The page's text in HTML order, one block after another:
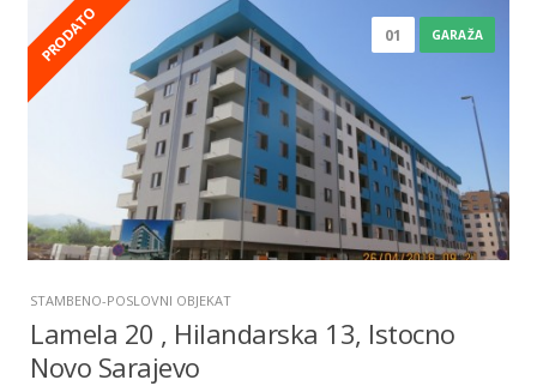
PRODATO 01 GARAŽA
STAMBENO-POSLOVNI OBJEKAT
Lamela 20 , Hilandarska 13, Istocno
Novo Sarajevo